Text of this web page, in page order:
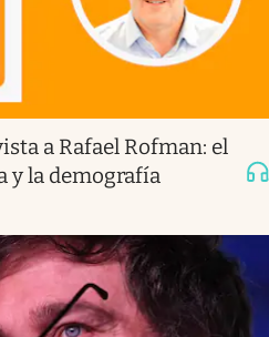
a Rafael Rofman: el
y la demografía